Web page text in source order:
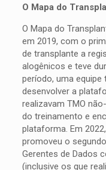
O Mapa do
O Mapa do
em 2019, com o
de transplante a
alogênicos e teve
período, uma
desenvolver a
realizavam TMO
do treinamento e
plataforma. Em
promoveu o
Gerentes de Dados
(inclusive os que